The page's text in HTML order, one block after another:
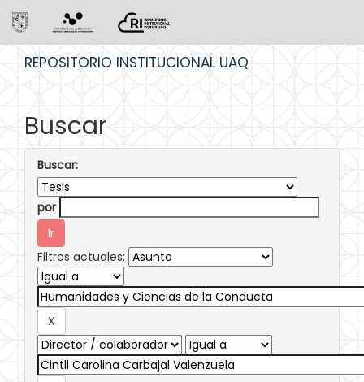
REPOSITORIO INSTITUCIONAL UAQ
Buscar
Buscar:
por
Filtros actuales: